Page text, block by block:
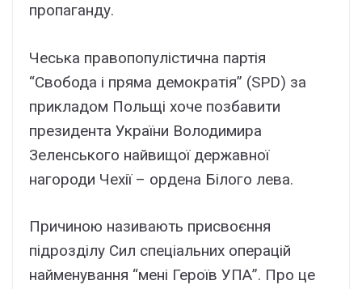
пропаганду.
Чеська правопопулістична партія
“Свобода і пряма демократія” (SPD) за
прикладом Польщі хоче позбавити
президента України Володимира
Зеленського найвищої державної
нагороди Чехії – ордена Білого лева.
Причиною називають присвоєння
підрозділу Сил спеціальних операцій
найменування “мені Героїв УПА”. Про це